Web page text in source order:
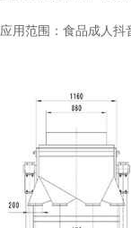
应用范围：食品成人